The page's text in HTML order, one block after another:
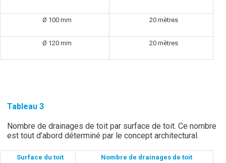
Ø 100 mm 20 mètres
Ø 120 mm 20 mètres
Tableau 3
Nombre de drainages de toit par surface de toit. Ce nombre
est tout d’abord déterminé par le concept architectural.
Surface du toit Nombre de drainages de toit